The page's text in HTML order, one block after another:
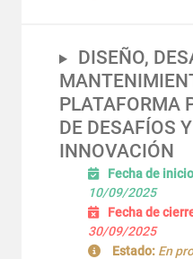
DISEÑO,
PLATAFORMA
DE DESAFÍOS
INNOVACIÓN
Fecha de
10/09/2025
Fecha de
30/09/2025
Estado: En